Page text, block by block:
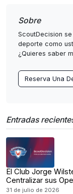
Sobre
ScoutDecision
deporte como
¿Quieres saber
Reserva Una
Entradas
El Club Jorge
Centralizar sus
31 de julio de 2026